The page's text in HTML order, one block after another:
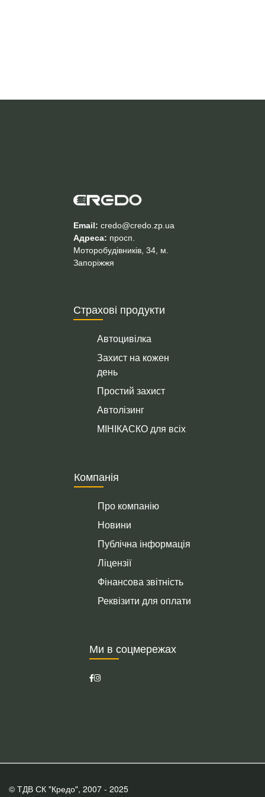
Email: credo@credo.zp.ua
Адреса: просп.
Моторобудівників, 34, м.
Запоріжжя
Страхові продукти
Автоцивілка
Захист на кожен
день
Простий захист
Автолізинг
МІНІКАСКО для всіх
Компанія
Про компанію
Новини
Публічна інформація
Ліцензії
Фінансова звітність
Реквізити для оплати
Ми в соцмережах
© ТДВ СК "Кредо", 2007 - 2025